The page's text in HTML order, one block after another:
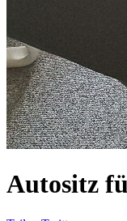
Autositz